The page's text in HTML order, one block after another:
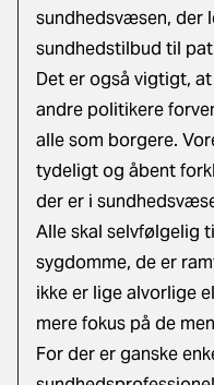
sundhedsvæsen, der
sundhedstilbud til
Det er også vigtigt,
andre politikere
alle som borgere.
tydeligt og åbent
der er i
Alle skal selvfølgelig
sygdomme, de er
ikke er lige alvorlige
mere fokus på de
For der er ganske